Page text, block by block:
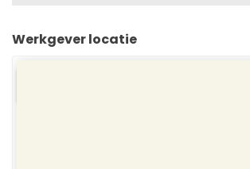
Werkgever locatie